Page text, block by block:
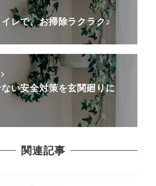
レで、お掃除ラクラク♪
ない安全対策を玄関廻りに
関連記事